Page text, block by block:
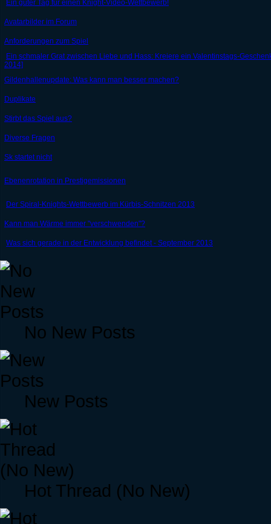
Ein guter Tag für einen Knight-Video-Wettbewerb!
Avatarbilder im Forum
Anforderungen zum Spiel
Ein schmaler Grat zwischen Liebe und Hass: Kreiere ein Valentinstags-
2014]
Gildenhallenupdate: Was kann man besser machen?
Duplikate
Stirbt das Spiel aus?
Diverse Fragen
Sk startet nicht
Ebenenrotation in Prestigemissionen
Der Spiral-Knights-Wettbewerb im Kürbis-Schnitzen 2013
Kann man Wärme immer "verschwenden"?
Was sich gerade in der Entwicklung befindet - September 2013
No New Posts
New Posts
Hot Thread (No New)